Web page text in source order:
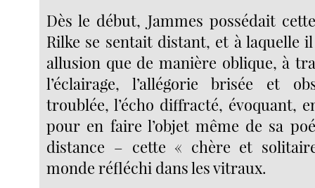
Dès le début, Jammes possédait
Rilke se sentait distant, et à laquelle
allusion que de manière oblique, à
l’éclairage, l’allégorie brisée et
troublée, l’écho diffracté, évoquant,
pour en faire l’objet même de sa
distance – cette « chère et
monde réfléchi dans les vitraux.